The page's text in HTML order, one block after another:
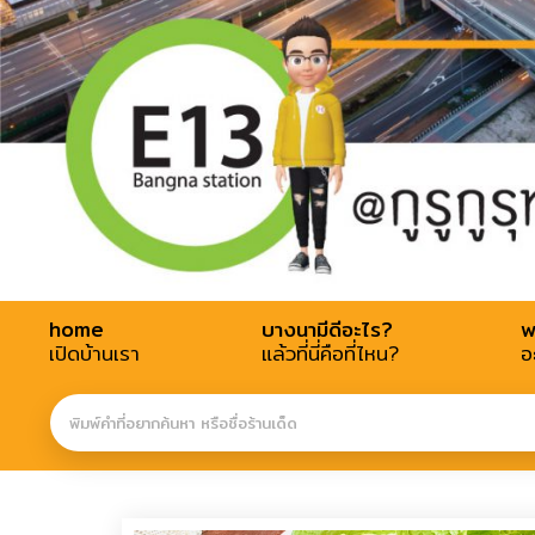
home
เปิดบ้านเรา
บางนามีดีอะไร?
แล้วที่นี่คือที่ไหน?